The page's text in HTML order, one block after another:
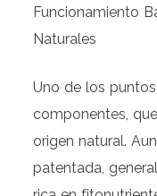
Funcionamiento
Naturales
Uno de los
componentes,
origen natural.
patentada,